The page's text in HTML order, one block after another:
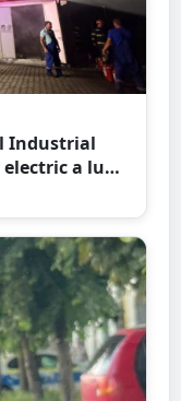
Industrial
a luat